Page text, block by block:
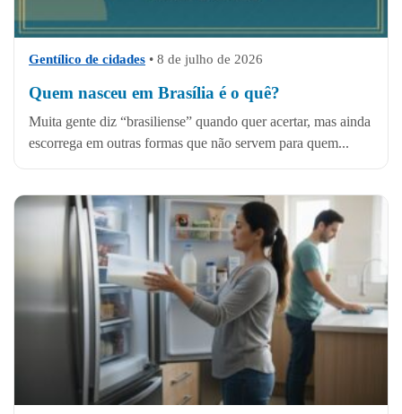
Gentílico de cidades • 8 de julho de 2026
Quem nasceu em Brasília é o quê?
Muita gente diz “brasiliense” quando quer acertar, mas ainda
escorrega em outras formas que não servem para quem...